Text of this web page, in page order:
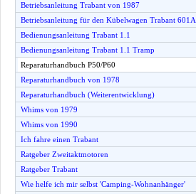
Betriebsanleitung Trabant von 1987
Betriebsanleitung für den Kübelwagen Trabant 601A
Bedienungsanleitung Trabant 1.1
Bedienungsanleitung Trabant 1.1 Tramp
Reparaturhandbuch P50/P60
Reparaturhandbuch von 1978
Reparaturhandbuch (Weiterentwicklung)
Whims von 1979
Whims von 1990
Ich fahre einen Trabant
Ratgeber Zweitaktmotoren
Ratgeber Trabant
Wie helfe ich mir selbst 'Camping-Wohnanhänger'